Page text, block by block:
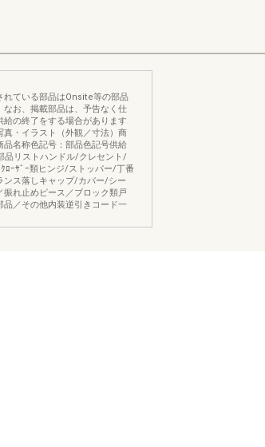
れている部品はOnsite等の部品
お、掲載部品は、予告なく仕
の終了をする場合があります
・イラスト（外観／寸法）商
名称色記号：部品色記号供給
品リストハンドル/クレセント/
ﾛｰｻﾞｰ類ヒンジ/ストッパー/丁番
ンス落しキャップ/カバー/シー
れ止めピース／ブロック類戸
品／その他内装逆引きコード一